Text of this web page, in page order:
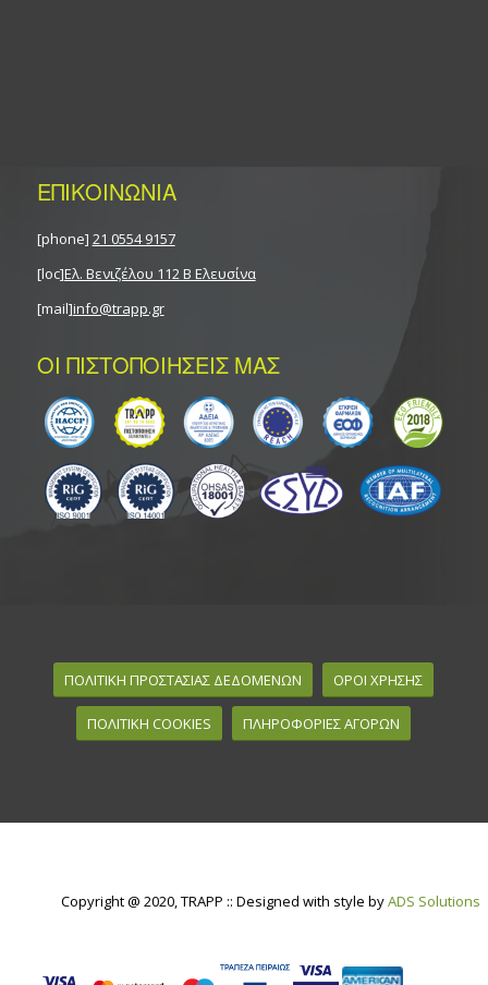
ΕΠΙΚΟΙΝΩΝΙΑ
[phone] 21 0554 9157
[loc]Ελ. Βενιζέλου 112 Β Ελευσίνα
[mail]info@trapp.gr
ΟΙ ΠΙΣΤΟΠΟΙΗΣΕΙΣ ΜΑΣ
ΠΟΛΙΤΙΚΗ ΠΡΟΣΤΑΣΙΑΣ ΔΕΔΟΜΕΝΩΝ ΟΡΟΙ ΧΡΗΣΗΣ
ΠΟΛΙΤΙΚΗ COOKIES ΠΛΗΡΟΦΟΡΙΕΣ ΑΓΟΡΩΝ
Copyright @ 2020, TRAPP :: Designed with style byADS Solutions